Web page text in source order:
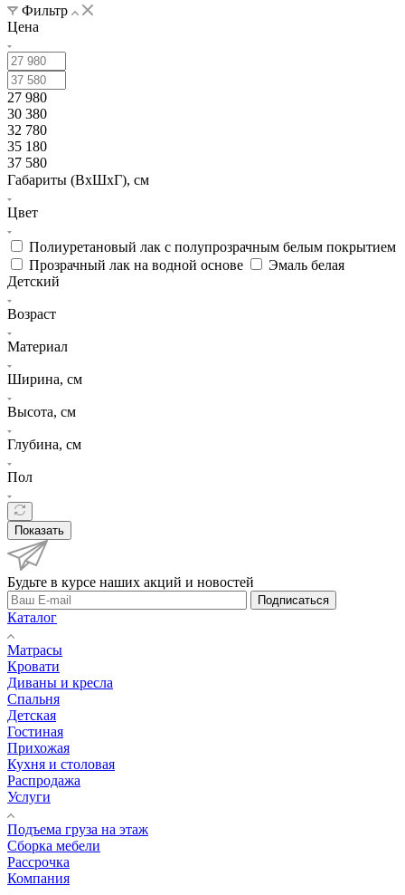
Фильтр
Цена
27 980
30 380
32 780
35 180
37 580
Габариты (ВхШхГ), см
Цвет
Полиуретановый лак с полупрозрачным белым покрытием
Прозрачный лак на водной основе
Эмаль белая
Детский
Возраст
Материал
Ширина, см
Высота, см
Глубина, см
Пол
Показать
Будьте в курсе наших акций и новостей
Подписаться
Каталог
Матрасы
Кровати
Диваны и кресла
Спальня
Детская
Гостиная
Прихожая
Кухня и столовая
Распродажа
Услуги
Подъема груза на этаж
Сборка мебели
Рассрочка
Компания